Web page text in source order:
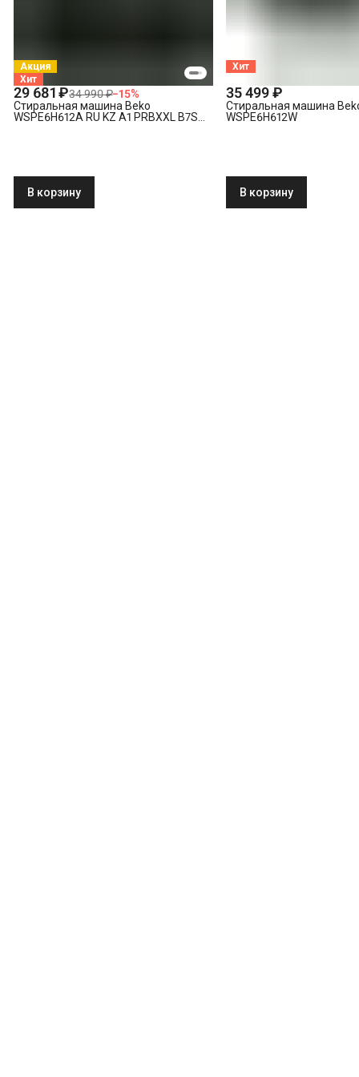
Акция
Хит
29 681 ₽34 990 ₽−15%
Стиральная машина Beko
WSPE6H612A RU KZ A1 PRBXXL B7S
В корзину
Хит
35 499 ₽
Стиральная машина
WSPE6H612W
В корзину